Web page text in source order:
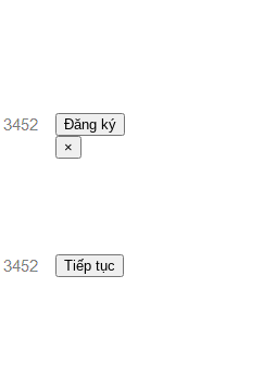
Đăng ký
×
Tiếp tục